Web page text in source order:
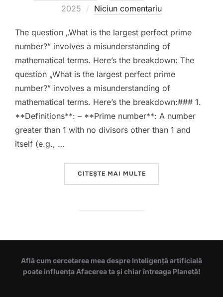
pe
2025
Niciun comentariu
The question „What is the largest perfect prime
number?” involves a misunderstanding of
mathematical terms. Here’s the breakdown: The
question „What is the largest perfect prime
number?” involves a misunderstanding of
mathematical terms. Here’s the breakdown:### 1.
**Definitions**: – **Prime number**: A number
greater than 1 with no divisors other than 1 and
itself (e.g., …
CITEȘTE MAI MULTE„STEM CAPABILITIES
Află cum cercetarea mea despre Inteligență artificială
poate influența Afacerea ta și chiar întreaga Planetă!